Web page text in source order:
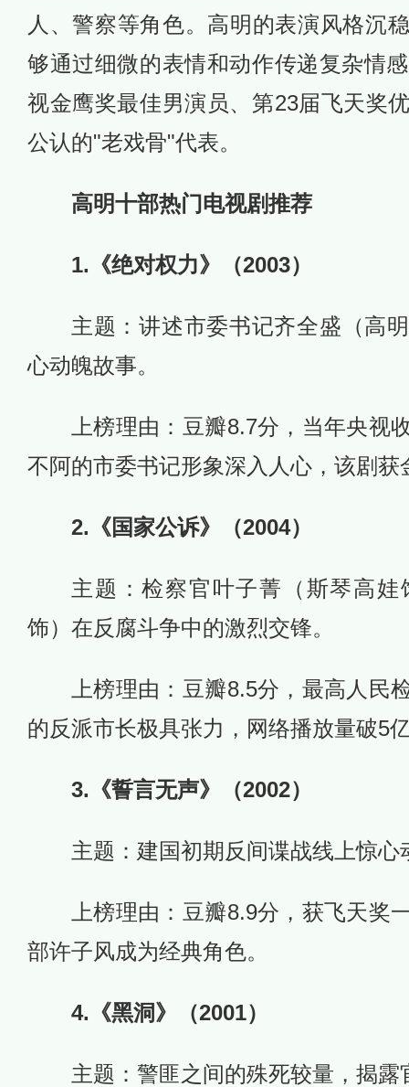
人、警察等角色。高明的表演风格沉
够通过细微的表情和动作传递复杂情
视金鹰奖最佳男演员、第23届飞天奖
公认的"老戏骨"代表。
高明十部热门电视剧推荐
1.《绝对权力》（2003）
主题：讲述市委书记齐全盛（高
心动魄故事。
上榜理由：豆瓣8.7分，当年央视
不阿的市委书记形象深入人心，该剧
2.《国家公诉》（2004）
主题：检察官叶子菁（斯琴高
饰）在反腐斗争中的激烈交锋。
上榜理由：豆瓣8.5分，最高人民
的反派市长极具张力，网络播放量破5
3.《誓言无声》（2002）
主题：建国初期反间谍战线上惊心
上榜理由：豆瓣8.9分，获飞天奖
部许子风成为经典角色。
4.《黑洞》（2001）
主题：警匪之间的殊死较量，揭露